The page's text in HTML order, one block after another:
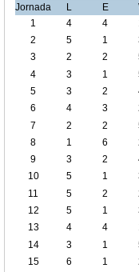
Jornada L E
1
4 4
2
5 1
3
2 2
4
3 1
5
3 2
6
4 3
7
2 2
8
1 6
9
3 2
10
5 1
11
5 2
12
5 1
13
4 4
14
3 1
15
6 1